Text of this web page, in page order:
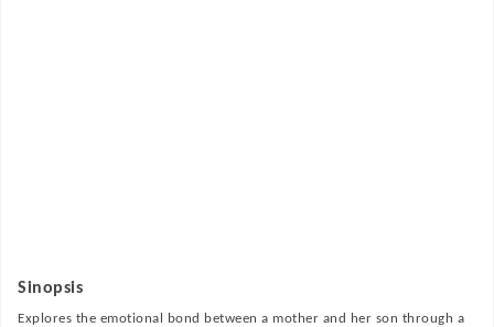
Sinopsis
Explores the emotional bond between a mother and her son through a